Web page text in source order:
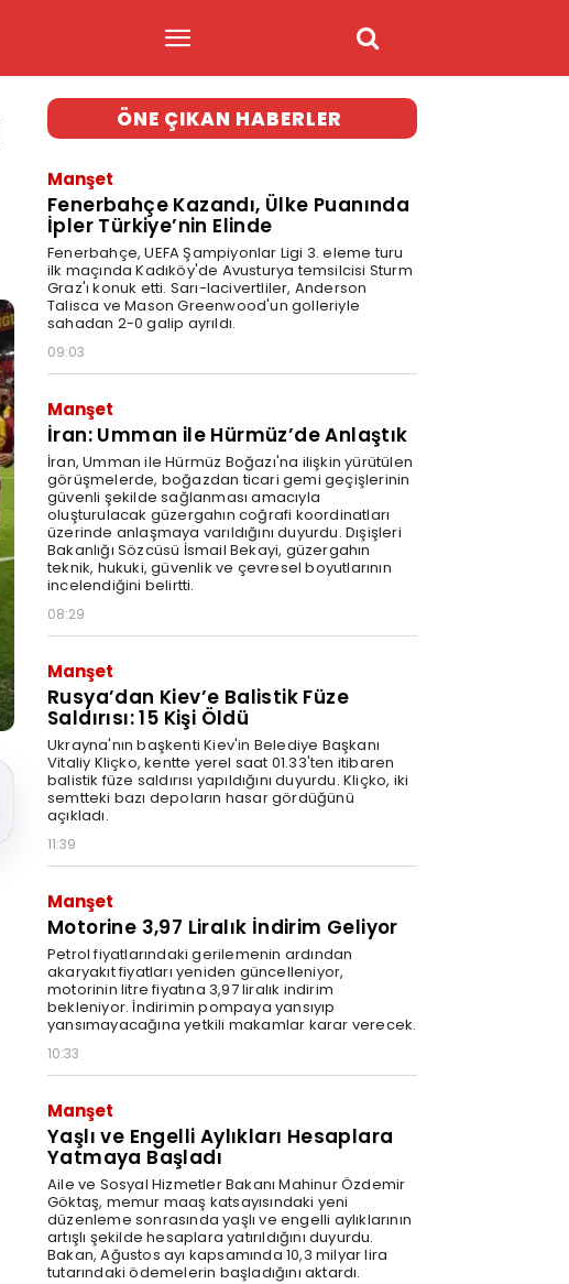
ÖNE ÇIKAN HABERLER
Manşet
Fenerbahçe Kazandı, Ülke Puanında
İpler Türkiye’nin Elinde
Fenerbahçe, UEFA Şampiyonlar Ligi 3. eleme turu
ilk maçında Kadıköy'de Avusturya temsilcisi Sturm
Graz'ı konuk etti. Sarı-lacivertliler, Anderson
Talisca ve Mason Greenwood'un golleriyle
sahadan 2-0 galip ayrıldı.
09:03
Manşet
İran: Umman ile Hürmüz’de Anlaştık
İran, Umman ile Hürmüz Boğazı'na ilişkin yürütülen
görüşmelerde, boğazdan ticari gemi geçişlerinin
güvenli şekilde sağlanması amacıyla
oluşturulacak güzergahın coğrafi koordinatları
üzerinde anlaşmaya varıldığını duyurdu. Dışişleri
Bakanlığı Sözcüsü İsmail Bekayi, güzergahın
teknik, hukuki, güvenlik ve çevresel boyutlarının
incelendiğini belirtti.
08:29
Manşet
Rusya’dan Kiev’e Balistik Füze
Saldırısı: 15 Kişi Öldü
Ukrayna'nın başkenti Kiev'in Belediye Başkanı
Vitaliy Kliçko, kentte yerel saat 01.33'ten itibaren
balistik füze saldırısı yapıldığını duyurdu. Kliçko, iki
semtteki bazı depoların hasar gördüğünü
açıkladı.
11:39
Manşet
Motorine 3,97 Liralık İndirim Geliyor
Petrol fiyatlarındaki gerilemenin ardından
akaryakıt fiyatları yeniden güncelleniyor,
motorinin litre fiyatına 3,97 liralık indirim
bekleniyor. İndirimin pompaya yansıyıp
yansımayacağına yetkili makamlar karar verecek.
10:33
Manşet
Yaşlı ve Engelli Aylıkları Hesaplara
Yatmaya Başladı
Aile ve Sosyal Hizmetler Bakanı Mahinur Özdemir
Göktaş, memur maaş katsayısındaki yeni
düzenleme sonrasında yaşlı ve engelli aylıklarının
artışlı şekilde hesaplara yatırıldığını duyurdu.
Bakan, Ağustos ayı kapsamında 10,3 milyar lira
tutarındaki ödemelerin başladığını aktardı.